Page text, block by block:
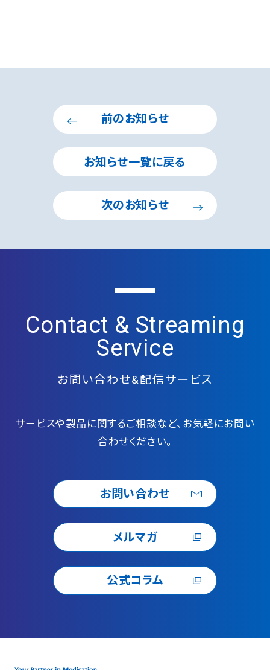
前のお知らせ
お知らせ一覧に戻る
次のお知らせ
Contact & Streaming
Service
お問い合わせ&配信サービス
サービスや製品に関するご相談など、お気軽にお問い
合わせください。
お問い合わせ
メルマガ
公式コラム